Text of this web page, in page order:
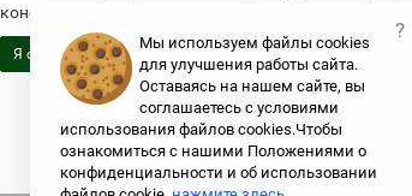
конфиденциальности и об использовании файлов
Я согласен
Свежая
Мы используем файлы cookies
для улучшения работы сайта.
Оставаясь на нашем сайте, вы
соглашаетесь с условиями
использования файлов cookies.Чтобы
ознакомиться с нашими Положениями о
конфиденциальности и об использовании
?